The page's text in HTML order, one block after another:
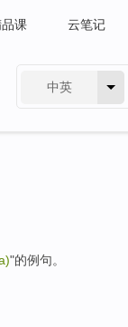
课 云笔记
中英
"的例句。